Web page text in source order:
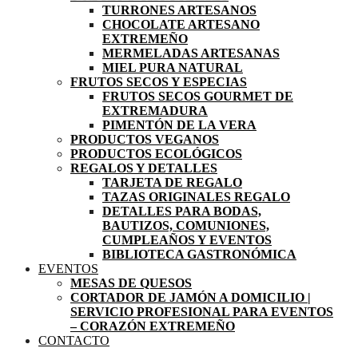
TURRONES ARTESANOS
CHOCOLATE ARTESANO
EXTREMEÑO
MERMELADAS ARTESANAS
MIEL PURA NATURAL
FRUTOS SECOS Y ESPECIAS
FRUTOS SECOS GOURMET DE
EXTREMADURA
PIMENTÓN DE LA VERA
PRODUCTOS VEGANOS
PRODUCTOS ECOLÓGICOS
REGALOS Y DETALLES
TARJETA DE REGALO
TAZAS ORIGINALES REGALO
DETALLES PARA BODAS,
BAUTIZOS, COMUNIONES,
CUMPLEAÑOS Y EVENTOS
BIBLIOTECA GASTRONÓMICA
EVENTOS
MESAS DE QUESOS
CORTADOR DE JAMÓN A DOMICILIO |
SERVICIO PROFESIONAL PARA EVENTOS
– CORAZÓN EXTREMEÑO
CONTACTO